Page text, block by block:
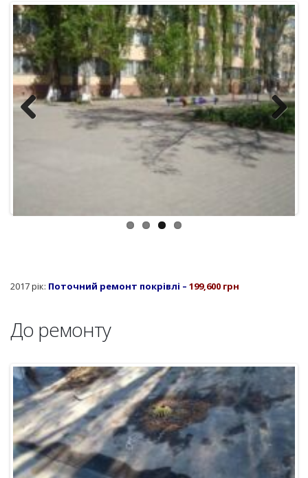
Next
Поточний ремонт покрівлі –
До ремонту